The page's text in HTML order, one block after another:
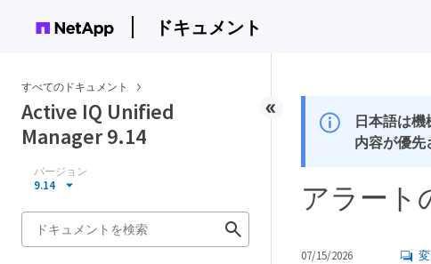
ドキュメント
すべてのドキュメント
Active IQ Unified
Manager 9.14
バージョン
9.14
日本語は
内容が優先
アラート
07/15/2026